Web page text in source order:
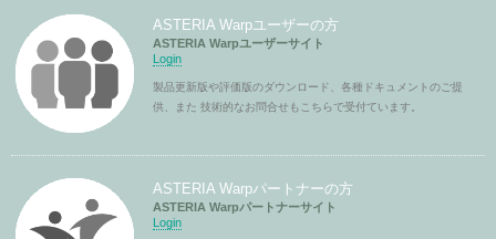
ASTERIA Warpユーザーの方
ASTERIA Warpユーザーサイト
Login
製品更新版や評価版のダウンロード、各種ドキュメントのご提
供、また 技術的なお問合せもこちらで受付ています。
ASTERIA Warpパートナーの方
ASTERIA Warpパートナーサイト
Login